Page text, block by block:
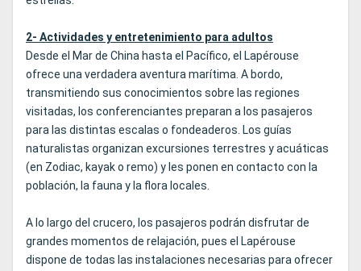
2- Actividades y entretenimiento para adultos
Desde el Mar de China hasta el Pacífico, el Lapérouse
ofrece una verdadera aventura marítima. A bordo,
transmitiendo sus conocimientos sobre las regiones
visitadas, los conferenciantes preparan a los pasajeros
para las distintas escalas o fondeaderos. Los guías
naturalistas organizan excursiones terrestres y acuáticas
(en Zodiac, kayak o remo) y les ponen en contacto con la
población, la fauna y la flora locales.
A lo largo del crucero, los pasajeros podrán disfrutar de
grandes momentos de relajación, pues el Lapérouse
dispone de todas las instalaciones necesarias para ofrecer